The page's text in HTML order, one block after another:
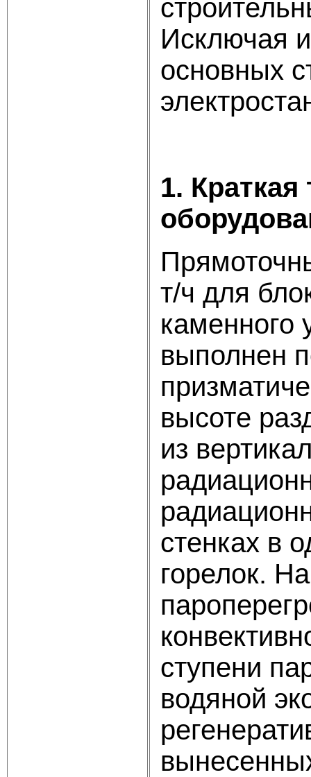
Исключая
основных
1. Краткая
т/ч для
каменного
выполнен
высоте
из
стенках в
горелок.
ступени
водяной